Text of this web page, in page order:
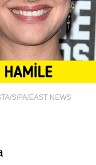
SIPA/EAST NEWS